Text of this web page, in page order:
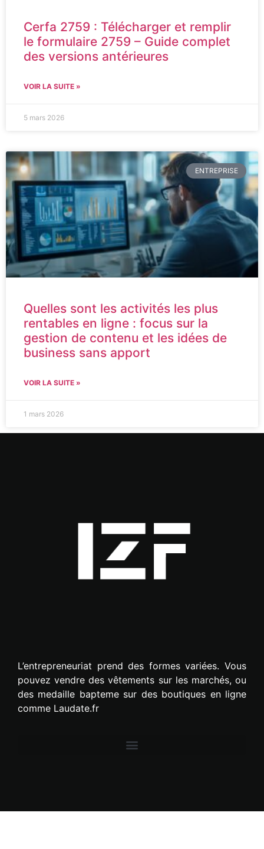
Cerfa 2759 : Télécharger et remplir
le formulaire 2759 – Guide complet
des versions antérieures
VOIR LA SUITE »
5 mars 2026
ENTREPRISE
Quelles sont les activités les plus
rentables en ligne : focus sur la
gestion de contenu et les idées de
business sans apport
VOIR LA SUITE »
1 mars 2026
L’entrepreneuriat prend des formes variées. Vous
pouvez vendre des vêtements sur les marchés, ou
des medaille bapteme sur des boutiques en ligne
comme Laudate.fr